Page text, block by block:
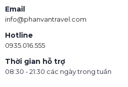
Email
info@phanvantravel.com
Hotline
0935.016.555
Thời gian hỗ trợ
08:30 - 21:30 các ngày trong tuần